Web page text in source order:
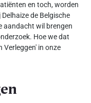
en toch, worden
de Belgische
aandacht wil brengen
Hoe we dat
Verleggen' in onze